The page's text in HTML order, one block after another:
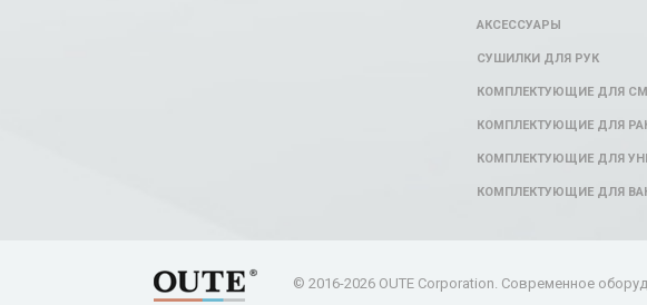
АКСЕССУАРЫ
СУШИЛКИ ДЛЯ РУК
КОМПЛЕКТУЮЩИЕ ДЛЯ
КОМПЛЕКТУЮЩИЕ ДЛЯ
КОМПЛЕКТУЮЩИЕ ДЛЯ
КОМПЛЕКТУЮЩИЕ ДЛЯ
© 2016-2026 OUTE Corporation. Современное